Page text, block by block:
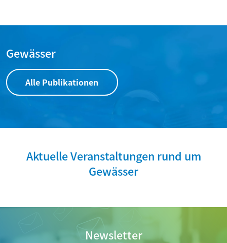
Gewässer
Alle Publikationen
Aktuelle Veranstaltungen rund um
Gewässer
Newsletter